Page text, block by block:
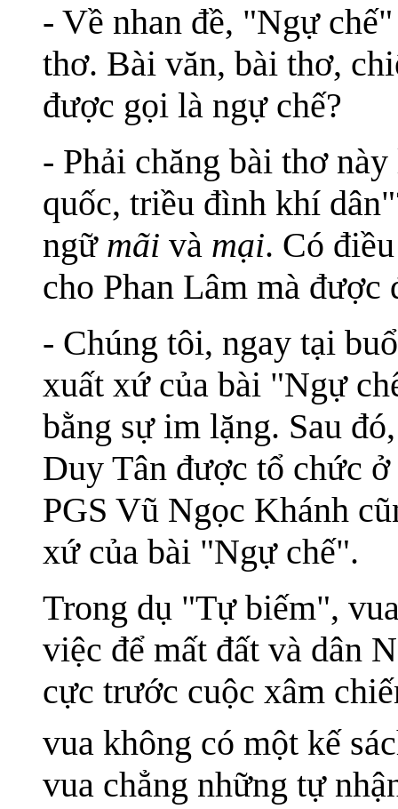
- Về nhan đề, "Ngự
thơ. Bài văn, bài thơ,
được gọi là ngự chế?
- Phải chăng bài thơ
quốc, triều đình khí
ngữ mãi và mại. Có
cho Phan Lâm mà
- Chúng tôi, ngay tại
xuất xứ của bài "Ngự
bằng sự im lặng. Sau
Duy Tân được tổ chức
PGS Vũ Ngọc Khánh
xứ của bài "Ngự chế".
Trong dụ "Tự biếm",
việc để mất đất và dân
cực trước cuộc xâm
vua không có một kế
vua chẳng những tự